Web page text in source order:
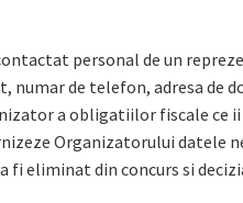
personal de un
de telefon, adresa de
a obligatiilor fiscale ce
Organizatorului
eliminat din concurs si